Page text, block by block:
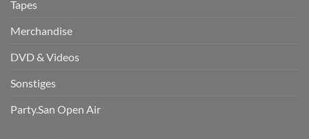
Tapes
Merchandise
DVD & Videos
Sonstiges
Party.San Open Air